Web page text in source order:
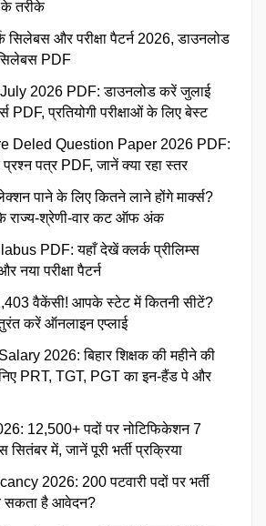
तरीके
सिलेबस और परीक्षा पैटर्न 2026, डाउनलोड
PDF
2026 PDF: डाउनलोड करें जुलाई
प्रतियोगी परीक्षाओं के लिए बेस्ट
Deled Question Paper 2026 PDF:
पत्र PDF, जानें क्या रहा स्तर
पाने के लिए कितने लाने होंगे मार्क्स?
राज्य-श्रेणी-वार कट ऑफ अंक
PDF: यहाँ देखें क्लर्क प्रीलिम्स
परीक्षा पैटर्न
वैकेंसी! आपके स्टेट में कितनी सीटें?
करें ऑनलाइन एप्लाई
2026: बिहार शिक्षक की महीने की
PRT, TGT, PGT का इन-हैंड पे और
12,500+ पदों पर नोटिफिकेशन 7
सितंबर में, जानें पूरी भर्ती प्रक्रिया
2026: 200 पटवारी पदों पर भर्ती
सकता है आवेदन?